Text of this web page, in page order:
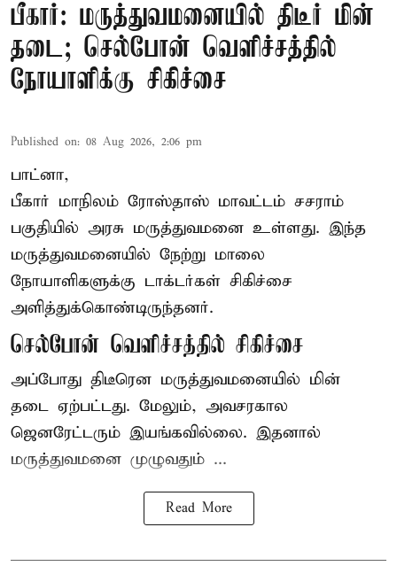
பீகார்: மருத்துவமனையில் திடீர் மின்
தடை; செல்போன் வெளிச்சத்தில்
நோயாளிக்கு சிகிச்சை
Published on: 08 Aug 2026, 2:06 pm
பாட்னா,
பீகார் மாநிலம் ரோஸ்தாஸ் மாவட்டம் சசராம்
பகுதியில் அரசு மருத்துவமனை உள்ளது. இந்த
மருத்துவமனையில் நேற்று மாலை
நோயாளிகளுக்கு டாக்டர்கள் சிகிச்சை
அளித்துக்கொண்டிருந்தனர்.
செல்போன் வெளிச்சத்தில் சிகிச்சை
அப்போது திடீரென மருத்துவமனையில் மின்
தடை ஏற்பட்டது. மேலும், அவசரகால
ஜெனரேட்டரும் இயங்கவில்லை. இதனால்
மருத்துவமனை முழுவதும் ...
Read More